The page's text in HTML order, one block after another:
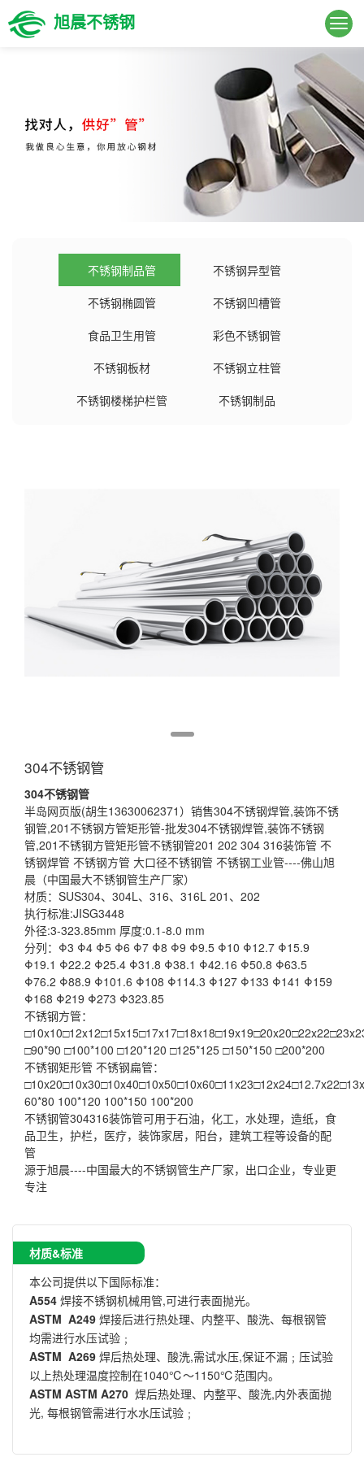
旭晨不锈钢
不锈钢制品管
不锈钢异型管
不锈钢椭圆管
不锈钢凹槽管
食品卫生用管
彩色不锈钢管
不锈钢板材
不锈钢立柱管
不锈钢楼梯护栏管
不锈钢制品
304不锈钢管
304不锈钢管
半岛网页版(胡生13630062371）销售304不锈钢焊管,装饰不锈
钢管,201不锈钢方管矩形管-批发304不锈钢焊管,装饰不锈钢
管,201不锈钢方管矩形管不锈钢管201 202 304 316装饰管 不
锈钢焊管 不锈钢方管 大口径不锈钢管 不锈钢工业管----佛山旭
晨（中国最大不锈钢管生产厂家）
材质：SUS304、304L、316、316L 201、202
执行标准:JISG3448
外径:3-323.85mm 厚度:0.1-8.0 mm
分列：Φ3 Φ4 Φ5 Φ6 Φ7 Φ8 Φ9 Φ9.5 Φ10 Φ12.7 Φ15.9
Φ19.1 Φ22.2 Φ25.4 Φ31.8 Φ38.1 Φ42.16 Φ50.8 Φ63.5
Φ76.2 Φ88.9 Φ101.6 Φ108 Φ114.3 Φ127 Φ133 Φ141 Φ159
Φ168 Φ219 Φ273 Φ323.85
不锈钢方管：
□90*90 □100*100 □120*120 □125*125 □150*150 □200*200
不锈钢矩形管 不锈钢扁管：
60*80 100*120 100*150 100*200
不锈钢管304316装饰管可用于石油，化工，水处理，造纸，食
品卫生，护栏，医疗，装饰家居，阳台，建筑工程等设备的配
管
源于旭晨----中国最大的不锈钢管生产厂家，出口企业，专业更
专注
材质&标准
本公司提供以下国际标准：
A554 焊接不锈钢机械用管,可进行表面抛光。
ASTM A249 焊接后进行热处理、内整平、酸洗、每根钢管
均需进行水压试验﹔
ASTM A269 焊后热处理、酸洗,需试水压,保证不漏﹔压试验
以上热处理温度控制在1040℃～1150℃范围内。
ASTM ASTM A270 焊后热处理、内整平、酸洗,内外表面抛
光, 每根钢管需进行水水压试验﹔